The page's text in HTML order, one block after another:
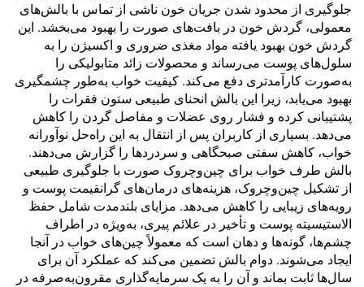
جلوگیری از محدود شدن جریان خون ناشی از تماس با بالش‌های
معمولی، گردش خون در بافت‌های صورت را بهبود می‌بخشد. این
گردش خون بهبود یافته مواد مغذی ضروری و اکسیژن را به
سلول‌های پوست می‌رساند و محصولات زائد متابولیکی را
به‌صورت کارآمدتری دفع می‌کند. کیفیت خواب به‌طور چشمگیری
بهبود می‌یابد، زیرا این بالش انحنای طبیعی ستون فقرات را
پشتیبانی کرده و فشار روی عضلات و مفاصل گردن را کاهش
می‌دهد. بسیاری از کاربران پس از انتقال به این راه‌حل نوآورانه
خواب، کاهش سفتی صبحگاهی و سردردها را گزارش می‌دهند.
بالش طرف خواب برای چین‌وچروک صورت با جلوگیری طبیعی
از تشکیل چین‌وچروک، هزینه‌های درمان‌های گرانقیمت پوست و
رویه‌های زیبایی را کاهش می‌دهد. مزایای بلندمدت شامل حفظ
الاستیسیته پوست و تأخیر در علائم پیری، به‌ویژه در اطراف
چشم‌ها، گونه‌ها و دهان است که معمولاً چین‌های خواب در آنجا
ایجاد می‌شوند. دوام بالش تضمین می‌کند که عملکرد آن برای
سال‌ها ثابت بماند و آن را به یک سرمایه‌گذاری مقرون‌به‌صرفه در